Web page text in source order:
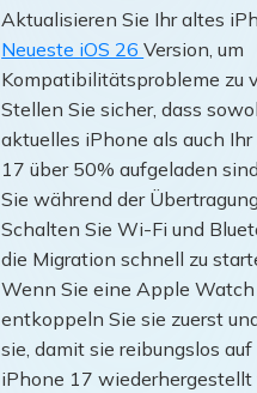
Aktualisieren Sie Ihr altes
Neueste iOS 26Version, um
Kompatibilitätsprobleme zu
Stellen Sie sicher, dass
aktuelles iPhone als auch
17 über 50% aufgeladen
Sie während der
Schalten Sie Wi-Fi und
die Migration schnell zu
Wenn Sie eine Apple
entkoppeln Sie sie zuerst
sie, damit sie reibungslos auf
iPhone 17